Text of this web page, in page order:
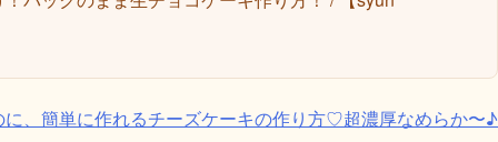
に、簡単に作れるチーズケーキの作り方♡超濃厚なめらか〜♪